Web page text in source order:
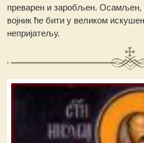
преварен и заробљен. Осамљен,
војник ће бити у великом
непријатељу.